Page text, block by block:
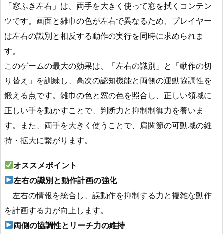
「窓ふき左右」は、両手を大きく使って窓を拭くコンテン
ツです。画面と雑巾の色が左右で異なるため、プレイヤー
は左右の識別と相反する動作の実行を同時に求められま
す。
このゲームの最大の効果は、「左右の識別」と「動作の切
り替え」を訓練し、高次の認知機能と両側の運動協調性を
鍛える点です。雑巾の色と窓の色を照合し、正しい領域に
正しい手を動かすことで、判断力と抑制制御力を養いま
す。また、両手を大きく使うことで、肩関節の可動域の維
持・拡大に繋がります。
オススメポイント
左右の識別と動作計画の強化
左右の情報を統合し、誤動作を抑制する力と複雑な動作
を計画する力が向上します。
両側の協調性とリーチ力の維持